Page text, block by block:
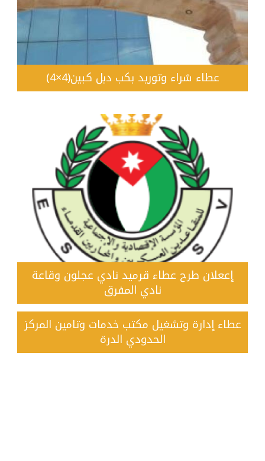
عطاء شراء وتوريد بكب دبل كبين(4×4)
إععلان طرح عطاء قرميد نادي عجلون وقاعة
نادي المفرق
عطاء إدارة وتشغيل مكتب خدمات وتامين المركز
الحدودي الدرة